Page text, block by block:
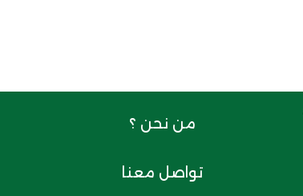
من نحن ؟
تواصل معنا